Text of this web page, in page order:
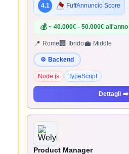
4.1 FuffAnnuncio Score
💰 ~ 40.000€ - 50.000€ all'anno
📍 Rome 🏢 Ibrido💼 Middle
⚙️ Backend
Node.js TypeScript
Dettagli ➡️
Product Manager